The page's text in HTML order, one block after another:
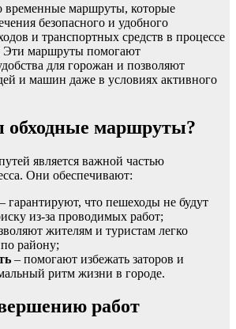
временные маршруты, которые
безопасного и удобного
и транспортных средств в процессе
Эти маршруты помогают
для горожан и позволяют
и машин даже в условиях активного
обходные маршруты?
является важной частью
Они обеспечивают:
– гарантируют, что пешеходы не будут
из-за проводимых работ;
жителям и туристам легко
району;
– помогают избежать заторов и
ритм жизни в городе.
работ